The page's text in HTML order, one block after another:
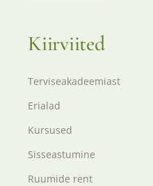
Kiirviited
Terviseakadeemiast
Erialad
Kursused
Sisseastumine
Ruumide rent